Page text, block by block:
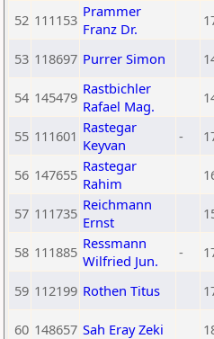
52 111153 Prammer
Franz Dr.
53 118697 Purrer Simon
54 145479 Rastbichler
Rafael Mag.
55 111601 Rastegar
Keyvan
-
56 147655 Rastegar
Rahim
57 111735 Reichmann
Ernst
58 111885 Ressmann
Wilfried Jun.
-
59 112199 Rothen Titus
60 148657 Sah Eray Zeki